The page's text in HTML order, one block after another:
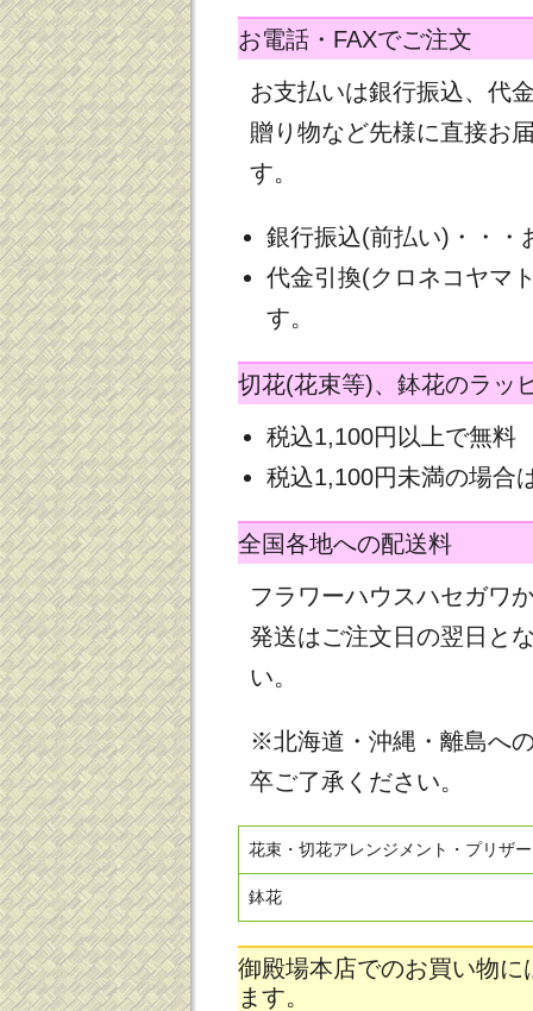
お電話・FAXでご注文
お支払いは銀行振込、代
贈り物など先様に直接お
す。
銀行振込(前払い)・・・
代金引換(クロネコヤマ
す。
切花(花束等)、鉢花のラッ
税込1,100円以上で無料
税込1,100円未満の場合
全国各地への配送料
フラワーハウスハセガワ
発送はご注文日の翌日と
い。
※北海道・沖縄・離島へ
卒ご了承ください。
花束・切花アレンジメント・プリザ
鉢花
御殿場本店でのお買い物
ます。